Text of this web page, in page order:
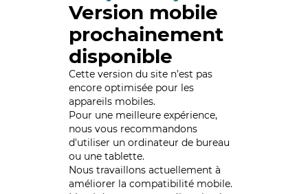
Version mobile
prochainement
disponible
Cette version du site n’est pas
encore optimisée pour les
appareils mobiles.
Pour une meilleure expérience,
nous vous recommandons
d'utiliser un ordinateur de bureau
ou une tablette.
Nous travaillons actuellement à
améliorer la compatibilité mobile.